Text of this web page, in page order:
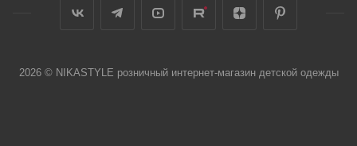
2026 © NIKASTYLE розничный интернет-магазин детской одежды